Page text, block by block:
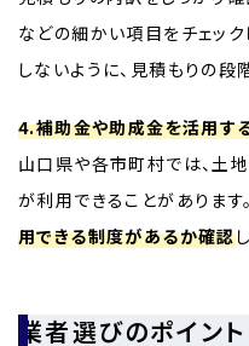
などの細かい項目をチェッ
しないように、見積もりの段
4.補助金や助成金を活用す
山口県や各市町村では、土
が利用できることがありま
用できる制度があるか確認
業者選びのポイント